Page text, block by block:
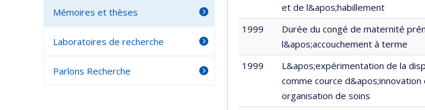
et de l&apos;habillement
1999
Durée du congé de maternité
l&apos;accouchement à terme
1999
L&apos;expérimentation de la
comme cource
organisation de soins
Mémoires et thèses
Laboratoires de recherche
Parlons Recherche